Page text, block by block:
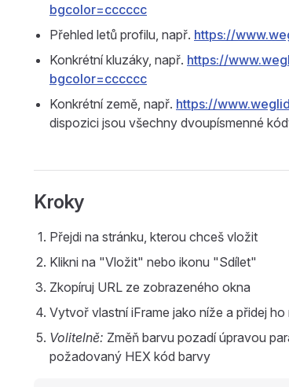
bgcolor=cccccc
Přehled letů profilu, např. https://
Konkrétní kluzáky, např. https://
bgcolor=cccccc
Konkrétní země, např. https://
dispozici jsou všechny dvoupísmenné
Kroky
Přejdi na stránku, kterou chceš vložit
Klikni na "Vložit" nebo ikonu "Sdílet"
Zkopíruj URL ze zobrazeného okna
Vytvoř vlastní iFrame jako níže a přidej ho
Volitelně: Změň barvu pozadí úpravou
požadovaný HEX kód barvy